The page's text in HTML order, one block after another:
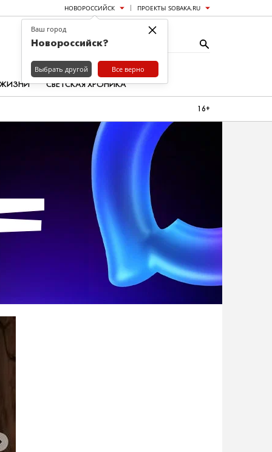
НОВОРОССИЙСК ПРОЕКТЫ SOBAKA.RU
СВЕТСКАЯ ХРОНИКА
16+
×
Ваш город
Новороссийск?
Выбрать другой Все верно